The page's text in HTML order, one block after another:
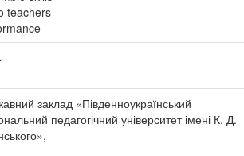
teachers
заклад «Південноукраїнський
педагогічний університет імені К. Д.